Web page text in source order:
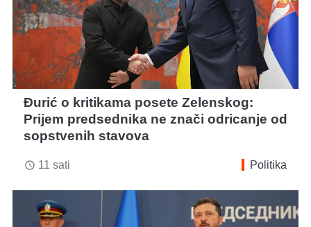
Đurić o kritikama posete Zelenskog:
Prijem predsednika ne znači odricanje od
sopstvenih stavova
access_time 11 sati Politika